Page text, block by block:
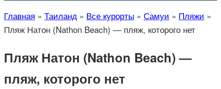
Главная » Таиланд » Все курорты » Самуи » Пляжи »
Пляж Натон (Nathon Beach) — пляж, которого нет
Пляж Натон (Nathon Beach) —
пляж, которого нет